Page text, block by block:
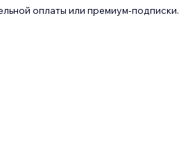
оплаты или премиум-подписки.